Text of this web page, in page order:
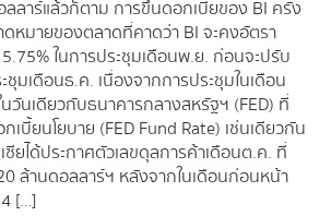
ลาร์แล้วก็ตาม การขึ้นดอกเบี้ยของ BI ครั้ง
หมายของตลาดที่คาดว่า BI จะคงอัตรา
ในการประชุมเดือนพ.ย. ก่อนจะปรับ
ชุมเดือนธ.ค. เนื่องจากการประชุมในเดือน
วันเดียวกับธนาคารกลางสหรัฐฯ (FED) ที่
เบี้ยนโยบาย (FED Fund Rate) เช่นเดียวกัน
ซียได้ประกาศตัวเลขดุลการค้าเดือนต.ค. ที่
ล้านดอลลาร์ฯ หลังจากในเดือนก่อนหน้า
[…]